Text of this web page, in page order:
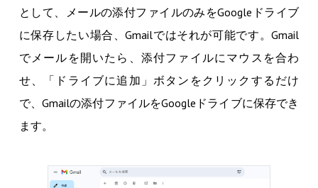
として、メールの添付ファイルのみをGoogleドライブ
に保存したい場合、Gmailではそれが可能です。Gmail
でメールを開いたら、添付ファイルにマウスを合わ
せ、「ドライブに追加」ボタンをクリックするだけ
で、Gmailの添付ファイルをGoogleドライブに保存でき
ます。